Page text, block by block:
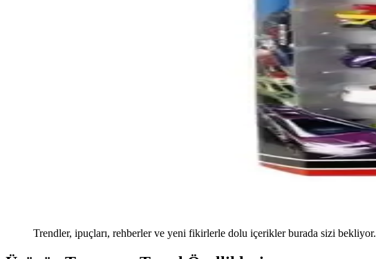
Trendler, ipuçları, rehberler ve yeni fikirlerle dolu içerikler burada sizi bekliyor.